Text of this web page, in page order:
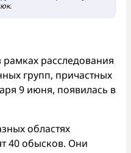
расследования
групп, причастных
9 июня, появилась в
областях
40 обысков. Они